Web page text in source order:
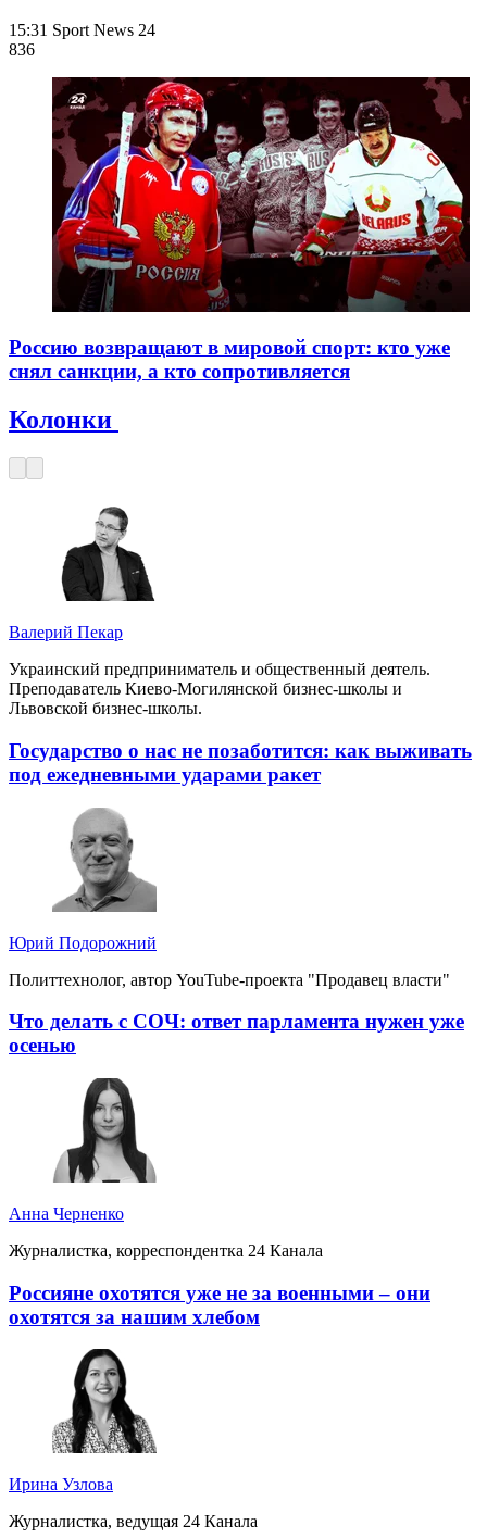
15:31 Sport News 24
836
Россию возвращают в мировой спорт: кто уже
снял санкции, а кто сопротивляется
Колонки
Валерий Пекар
Украинский предприниматель и общественный деятель.
Преподаватель Киево-Могилянской бизнес-школы и
Львовской бизнес-школы.
Государство о нас не позаботится: как выживать
под ежедневными ударами ракет
Юрий Подорожний
Политтехнолог, автор YouTube-проекта "Продавец власти"
Что делать с СОЧ: ответ парламента нужен уже
осенью
Анна Черненко
Журналистка, корреспондентка 24 Канала
Россияне охотятся уже не за военными – они
охотятся за нашим хлебом
Ирина Узлова
Журналистка, ведущая 24 Канала